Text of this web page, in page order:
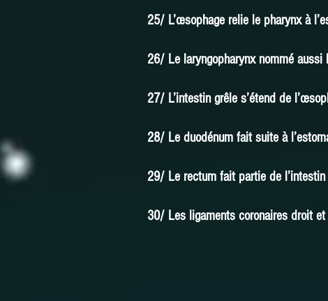
25/ L’œsophage relie le pharynx à
26/ Le laryngopharynx nommé aussi
27/ L’intestin grêle s’étend de
28/ Le duodénum fait suite à
29/ Le rectum fait partie de l’intestin
30/ Les ligaments coronaires droit